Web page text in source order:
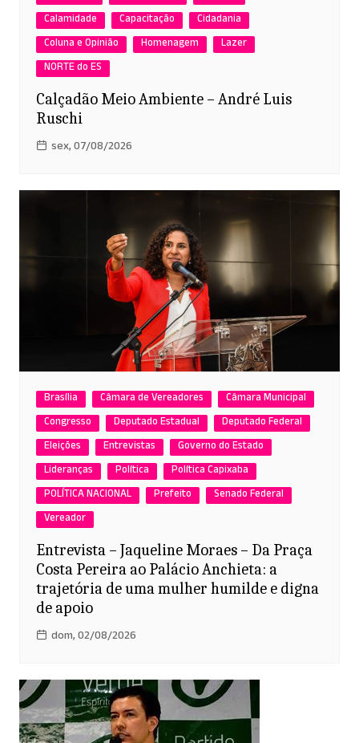
Calamidade
Capacitação
Cidadania
Coluna e Opinião
Homenagem
Lazer
NORTE do ES
Calçadão Meio Ambiente – André Luis
Ruschi
sex, 07/08/2026
Brasília Câmara de Vereadores
Câmara Municipal
Congresso
Deputado Estadual
Deputado Federal
Eleições
Entrevistas
Governo do Estado
Lideranças
Política
Política Capixaba
POLÍTICA NACIONAL
Prefeito
Senado Federal
Vereador
Entrevista – Jaqueline Moraes – Da Praça
Costa Pereira ao Palácio Anchieta: a
trajetória de uma mulher humilde e digna
de apoio
dom, 02/08/2026